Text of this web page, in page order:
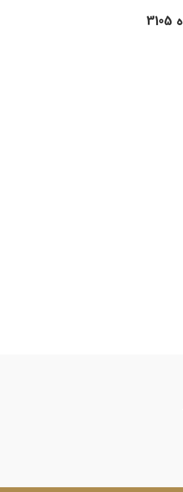
صخره نوردی ایستاده 3105